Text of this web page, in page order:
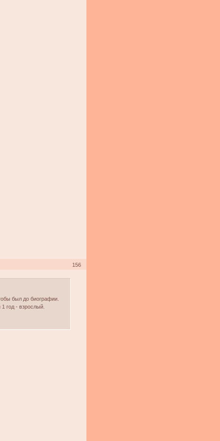
156
был до биографии.
год - взрослый.